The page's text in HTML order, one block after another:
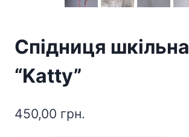
Спідниця шкільна
“Katty”
450,00 грн.